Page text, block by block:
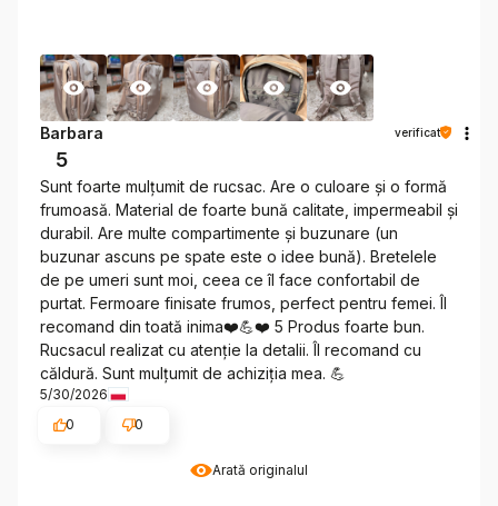
Arată originalul
Barbara verificat
5
Sunt foarte mulțumit de rucsac. Are o culoare și o formă
frumoasă. Material de foarte bună calitate, impermeabil și
durabil. Are multe compartimente și buzunare (un
buzunar ascuns pe spate este o idee bună). Bretelele
de pe umeri sunt moi, ceea ce îl face confortabil de
purtat. Fermoare finisate frumos, perfect pentru femei. Îl
recomand din toată inima❤️💪❤️ 5 Produs foarte bun.
Rucsacul realizat cu atenție la detalii. Îl recomand cu
căldură. Sunt mulțumit de achiziția mea. 💪
5/30/2026
0
0